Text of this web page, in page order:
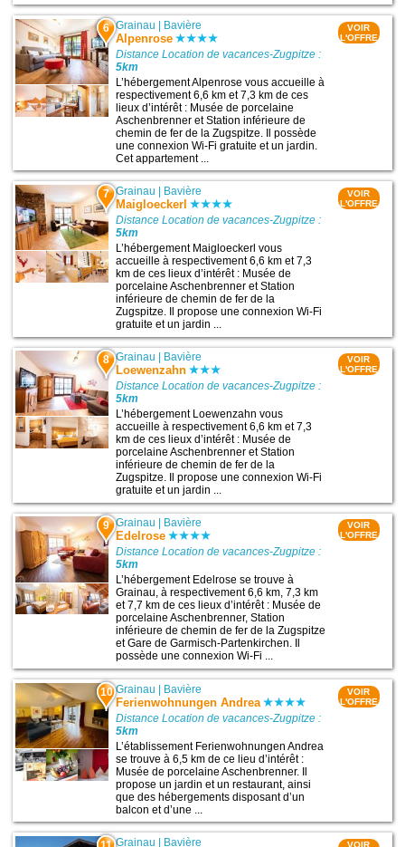
6 Grainau | Bavière
Alpenrose
Distance Location de vacances-Zugpitze :
5km
L’hébergement Alpenrose vous accueille à
respectivement 6,6 km et 7,3 km de ces
lieux d’intérêt : Musée de porcelaine
Aschenbrenner et Station inférieure de
chemin de fer de la Zugspitze. Il possède
une connexion Wi-Fi gratuite et un jardin.
Cet appartement ...
VOIR
L'OFFRE
7 Grainau Bavière
Maigloeckerl
Distance Location de vacances-Zugpitze :
5km
L’hébergement Maigloeckerl vous
accueille à respectivement 6,6 km et 7,3
km de ces lieux d’intérêt : Musée de
porcelaine Aschenbrenner et Station
inférieure de chemin de fer de la
Zugspitze. Il propose une connexion Wi-Fi
gratuite et un jardin ...
VOIR
L'OFFRE
8 Grainau Bavière
Loewenzahn
Distance Location de vacances-Zugpitze :
5km
L’hébergement Loewenzahn vous
accueille à respectivement 6,6 km et 7,3
km de ces lieux d’intérêt : Musée de
porcelaine Aschenbrenner et Station
inférieure de chemin de fer de la
Zugspitze. Il propose une connexion Wi-Fi
gratuite et un jardin ...
VOIR
L'OFFRE
9 Grainau Bavière
Edelrose
Distance Location de vacances-Zugpitze :
5km
L’hébergement Edelrose se trouve à
Grainau, à respectivement 6,6 km, 7,3 km
et 7,7 km de ces lieux d’intérêt : Musée de
porcelaine Aschenbrenner, Station
inférieure de chemin de fer de la Zugspitze
et Gare de Garmisch-Partenkirchen. Il
possède une connexion Wi-Fi ...
VOIR
L'OFFRE
10 Grainau | Bavière
Ferienwohnungen Andrea
Distance Location de vacances-Zugpitze :
5km
L’établissement Ferienwohnungen Andrea
se trouve à 6,5 km de ce lieu d’intérêt :
Musée de porcelaine Aschenbrenner. Il
propose un jardin et un restaurant, ainsi
que des hébergements disposant d’un
balcon et d’une ...
VOIR
L'OFFRE
Grainau | Bavière VOIR